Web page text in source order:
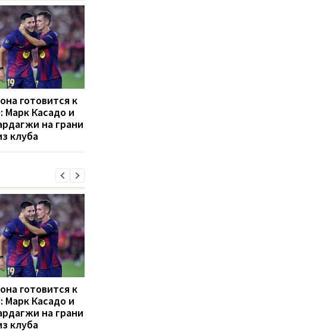
готовится к
Марк Касадо и
на грани
клуба
готовится к
Марк Касадо и
на грани
клуба